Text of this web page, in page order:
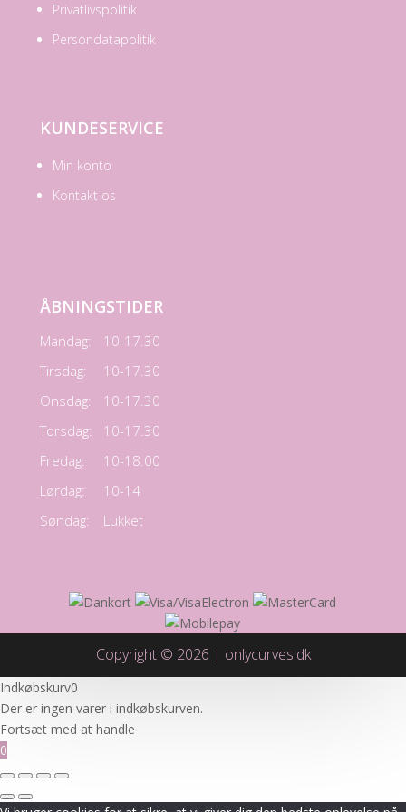
Privatlivspolitik
Persondatapolitik
KUNDESERVICE
Min konto
Kontakt os
ÅBNINGSTIDER
Mandag:
10-17.30
Tirsdag:
10-17.30
Onsdag:
10-17.30
Torsdag:
10-17.30
Fredag:
10-18.00
Lørdag:
10-14
Søndag:
Lukket
Copyright © 2026 | onlycurves.dk
Indkøbskurv0
Der er ingen varer i indkøbskurven.
Fortsæt med at handle
0